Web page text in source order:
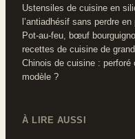
Ustensiles de cuisine en
l’antiadhésif sans perdre
Pot-au-feu, bœuf
recettes de cuisine de
Chinois de cuisine :
modèle ?
À LIRE AUSSI